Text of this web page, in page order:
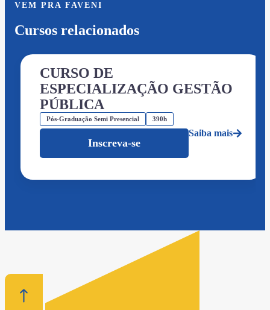
VEM PRA FAVENI
Cursos relacionados
CURSO DE
ESPECIALIZAÇÃO GESTÃO
PÚBLICA
Pós-Graduação Semi Presencial 390h
Inscreva-se
Saiba mais